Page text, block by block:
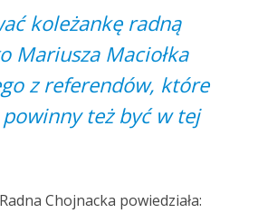
koleżankę radną
Mariusza Maciołka
z referendów, które
też być w tej
Chojnacka powiedziała: